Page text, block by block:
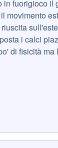
fuorigioco il
i calci
di fisicità